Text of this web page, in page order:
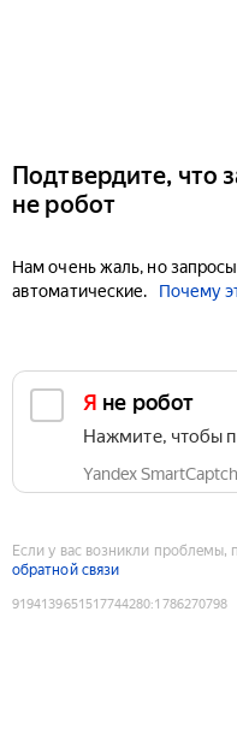
Подтвердите, что
не робот
Нам очень жаль, но
автоматические.
Почему
Я не робот
Нажмите, чтобы
Yandex
Если у вас возникли проблемы,
обратной связи
9194139651517744280:1786270798